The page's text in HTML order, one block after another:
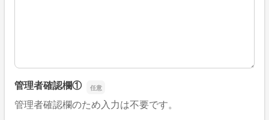
管理者確認欄①
管理者確認欄のため入力は不要です。